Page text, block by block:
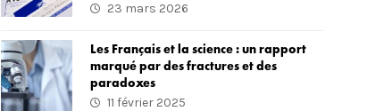
23 mars 2026
Les Français et la science : un rapport
marqué par des fractures et des
paradoxes
11 février 2025